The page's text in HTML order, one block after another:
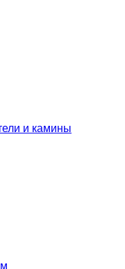
и камины